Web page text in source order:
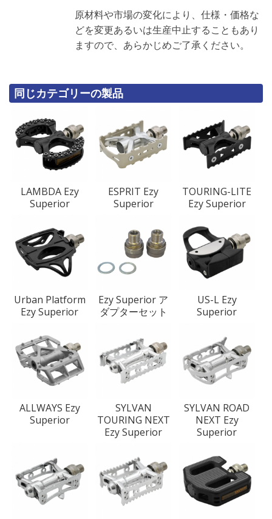
原材料や市場の変化により、仕様・価格な
どを変更あるいは生産中止することもあり
ますので、あらかじめご了承ください。
同じカテゴリーの製品
LAMBDA Ezy
Superior
ESPRIT Ezy
Superior
TOURING-LITE
Ezy Superior
Urban Platform
Ezy Superior
Ezy Superior ア
ダプターセット
US-L Ezy
Superior
ALLWAYS Ezy
Superior
SYLVAN
TOURING NEXT
Ezy Superior
SYLVAN ROAD
NEXT Ezy
Superior